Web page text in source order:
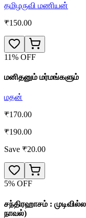
தமிழருவி மணியன்
₹150.00
11% OFF
மனிதனும் மர்மங்களும்
மதன்
₹170.00
₹190.00
Save ₹20.00
5% OFF
சந்திரஹாசம் :
நாவல்)